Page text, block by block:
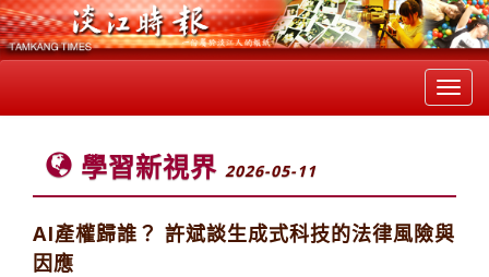
學習新視界 2026-05-11
AI產權歸誰？ 許斌談生成式科技的法律風險與
因應